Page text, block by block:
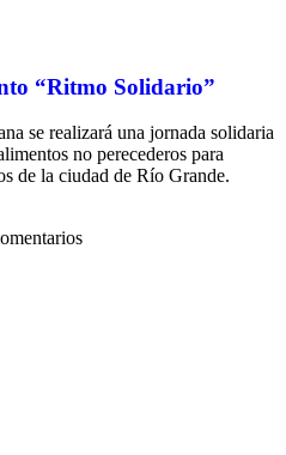
“Ritmo Solidario”
se realizará una jornada solidaria
no perecederos para
de la ciudad de Río Grande.